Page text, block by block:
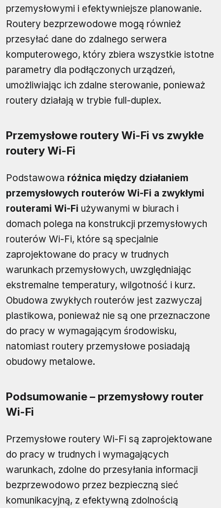
przemysłowymi i efektywniejsze planowanie.
Routery bezprzewodowe mogą również
przesyłać dane do zdalnego serwera
komputerowego, który zbiera wszystkie istotne
parametry dla podłączonych urządzeń,
umożliwiając ich zdalne sterowanie, ponieważ
routery działają w trybie full-duplex.
Przemysłowe routery Wi-Fi vs zwykłe
routery Wi-Fi
Podstawowa różnica między działaniem
przemysłowych routerów Wi-Fi a zwykłymi
routerami Wi-Fi używanymi w biurach i
domach polega na konstrukcji przemysłowych
routerów Wi-Fi, które są specjalnie
zaprojektowane do pracy w trudnych
warunkach przemysłowych, uwzględniając
ekstremalne temperatury, wilgotność i kurz.
Obudowa zwykłych routerów jest zazwyczaj
plastikowa, ponieważ nie są one przeznaczone
do pracy w wymagającym środowisku,
natomiast routery przemysłowe posiadają
obudowy metalowe.
Podsumowanie – przemysłowy router
Wi-Fi
Przemysłowe routery Wi-Fi są zaprojektowane
do pracy w trudnych i wymagających
warunkach, zdolne do przesyłania informacji
bezprzewodowo przez bezpieczną sieć
komunikacyjną, z efektywną zdolnością